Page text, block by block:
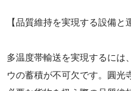
【品質維持を実現する設備と
多温度帯輸送を実現するには
ウの蓄積が不可欠です。圓光